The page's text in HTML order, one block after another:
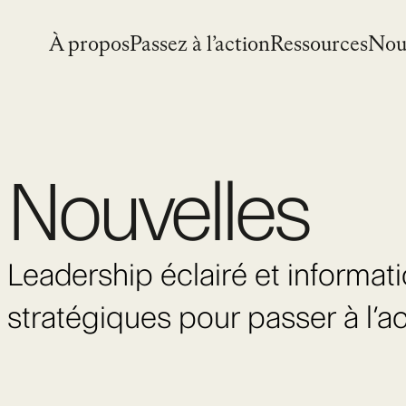
À proposPassez à l’actionRessources
Nouvelles
Leadership éclairé et
stratégiques pour passer à